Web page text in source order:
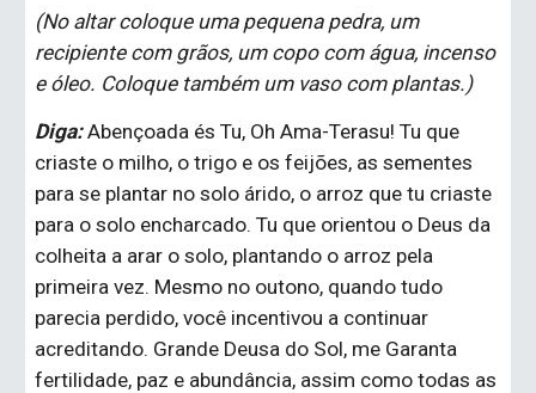
(No altar coloque uma pequena pedra, um
recipiente com grãos, um copo com água, incenso
e óleo. Coloque também um vaso com plantas.)
Diga: Abençoada és Tu, Oh Ama-Terasu! Tu que
criaste o milho, o trigo e os feijões, as sementes
para se plantar no solo árido, o arroz que tu criaste
para o solo encharcado. Tu que orientou o Deus da
colheita a arar o solo, plantando o arroz pela
primeira vez. Mesmo no outono, quando tudo
parecia perdido, você incentivou a continuar
acreditando. Grande Deusa do Sol, me Garanta
fertilidade, paz e abundância, assim como todas as